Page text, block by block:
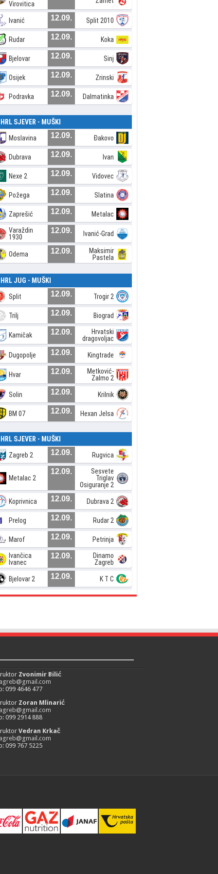
Virovitica
Ivanić 12.09. Split 2010
Rudar 12.09. Koka
Bjelovar 12.09. Sinj
Osijek 12.09. Zrinski
Podravka 12.09. Dalmatinka
SJEVER - MUŠKI
Moslavina 12.09. Đakovo
Dubrava 12.09. Ivan
Nexe 2 12.09. Vidovec
Požega 12.09. Slatina
Zaprešić 12.09. Metalac
Varaždin
1930
12.09. Ivanić-Grad
Odema 12.09.
Maksimir
Pastela
JUG - MUŠKI
Split 12.09. Trogir 2
Trilj 12.09. Biograd
Kamičak 12.09.
Hrvatski
dragovoljac
Dugopolje 12.09. Kingtrade
Hvar 12.09.
Metković-
Zalmo 2
Solin 12.09. Krilnik
BM 07 12.09. Hexan Jelsa
SJEVER - MUŠKI
Zagreb 2 12.09. Rugvica
Metalac 2
12.09.
Sesvete
Triglav
Osiguranje 2
Koprivnica 12.09. Dubrava 2
Prelog 12.09. Rudar 2
Marof 12.09. Petrinja
Ivančica
Ivanec
12.09.
Dinamo
Zagreb
Bjelovar 2 12.09. K T C
Zvonimir Bilić
099 4646 477
Zoran Mlinarić
099 2914 888
Vedran Krkač
099 767 5225